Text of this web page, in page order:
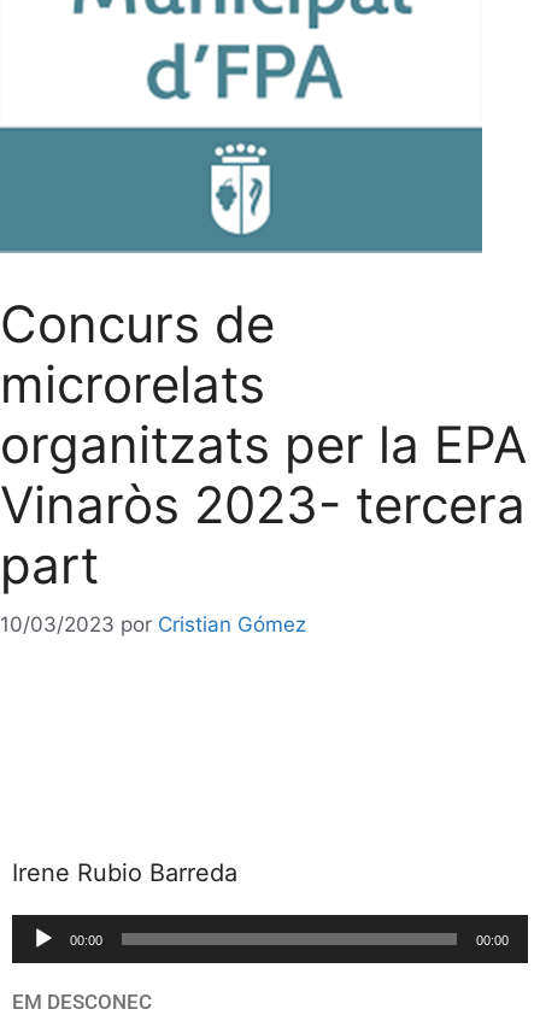
Concurs de
microrelats
organitzats per la EPA
Vinaròs 2023- tercera
part
10/03/2023 por Cristian Gómez
Irene Rubio Barreda
Reproductor
de
00:00 00:00
EM DESCONEC